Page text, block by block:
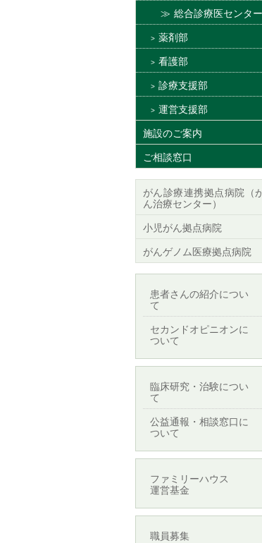
総合診療医センター
薬剤部
看護部
診療支援部
運営支援部
施設のご案内
ご相談窓口
がん診療連携拠点病院（
ん治療センター）
小児がん拠点病院
がんゲノム医療拠点病院
患者さんの紹介につい
て
セカンドオピニオンに
ついて
臨床研究・治験につい
て
公益通報・相談窓口に
ついて
ファミリーハウス
運営基金
職員募集